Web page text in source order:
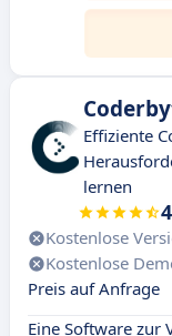
Effiziente
lernen
Kostenlose
Kostenlose
Preis auf Anfrage
Eine Software zur